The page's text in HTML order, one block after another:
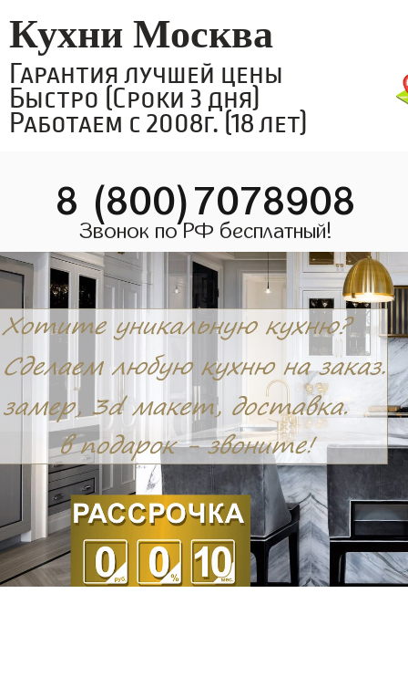
Кухни Москва
Гарантия лучшей цены
Быстро (Сроки 3 дня)
Работаем с 2008г. (18 лет)
8 (800)7078908
Звонок по РФ бесплатный!